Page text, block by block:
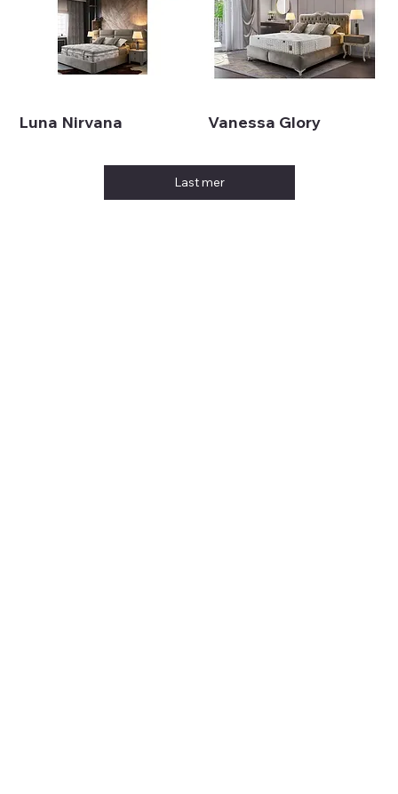
Luna Nirvana Vanessa Glory
Last mer